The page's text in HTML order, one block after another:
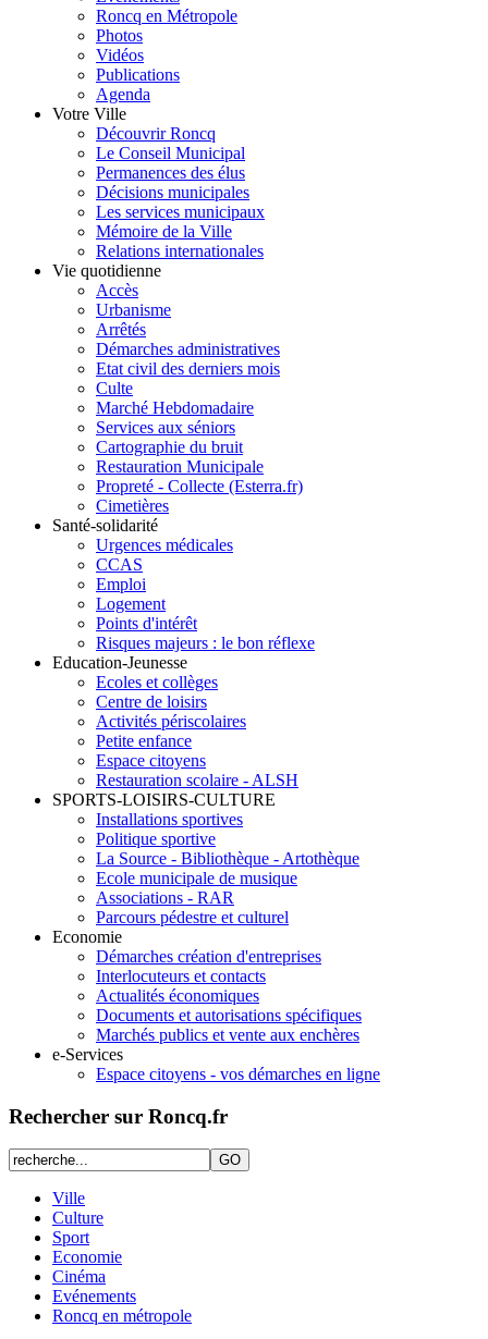
Roncq en Métropole
Photos
Vidéos
Publications
Agenda
Votre Ville
Découvrir Roncq
Le Conseil Municipal
Permanences des élus
Décisions municipales
Les services municipaux
Mémoire de la Ville
Relations internationales
Vie quotidienne
Accès
Urbanisme
Arrêtés
Démarches administratives
Etat civil des derniers mois
Culte
Marché Hebdomadaire
Services aux séniors
Cartographie du bruit
Restauration Municipale
Propreté - Collecte (Esterra.fr)
Cimetières
Santé-solidarité
Urgences médicales
CCAS
Emploi
Logement
Points d'intérêt
Risques majeurs : le bon réflexe
Education-Jeunesse
Ecoles et collèges
Centre de loisirs
Activités périscolaires
Petite enfance
Espace citoyens
Restauration scolaire - ALSH
SPORTS-LOISIRS-CULTURE
Installations sportives
Politique sportive
La Source - Bibliothèque - Artothèque
Ecole municipale de musique
Associations - RAR
Parcours pédestre et culturel
Economie
Démarches création d'entreprises
Interlocuteurs et contacts
Actualités économiques
Documents et autorisations spécifiques
Marchés publics et vente aux enchères
e-Services
Espace citoyens - vos démarches en ligne
Rechercher sur Roncq.fr
Ville
Culture
Sport
Economie
Cinéma
Evénements
Roncq en métropole